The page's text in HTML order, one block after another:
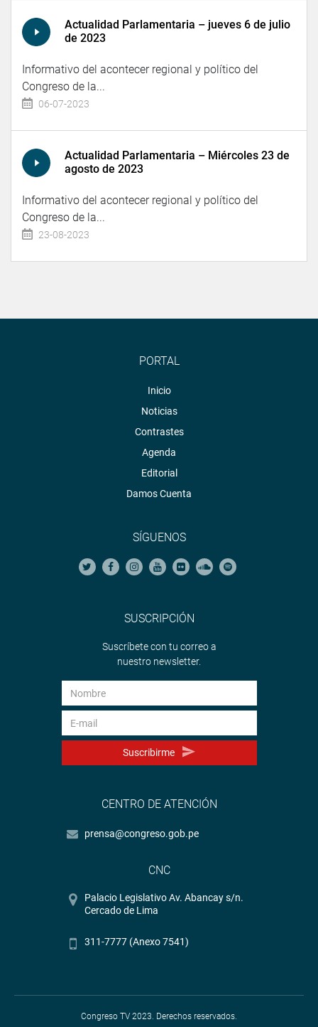
Actualidad Parlamentaria – jueves 6 de julio
de 2023
Informativo del acontecer regional y político del
Congreso de la...
06-07-2023
Actualidad Parlamentaria – Miércoles 23 de
agosto de 2023
Informativo del acontecer regional y político del
Congreso de la...
23-08-2023
PORTAL
Inicio
Noticias
Contrastes
Agenda
Editorial
Damos Cuenta
SÍGUENOS
SUSCRIPCIÓN
Suscríbete con tu correo a
nuestro newsletter.
Suscribirme
CENTRO DE ATENCIÓN
prensa@congreso.gob.pe
CNC
Palacio Legislativo Av. Abancay s/n.
Cercado de Lima
311-7777 (Anexo 7541)
Congreso TV 2023. Derechos reservados.